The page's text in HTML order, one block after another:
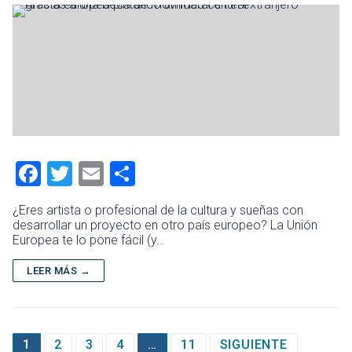
F
ce
b
o
T
tt
er
E
m
ai
l
m
p
¿Eres artista o profesional de la cultura y sueñas con
desarrollar un proyecto en otro país europeo? La Unión
Europea te lo pone fácil (y…
LEER MÁS →
Paginación
1 2 3 4 … 11 SIGUIENTE